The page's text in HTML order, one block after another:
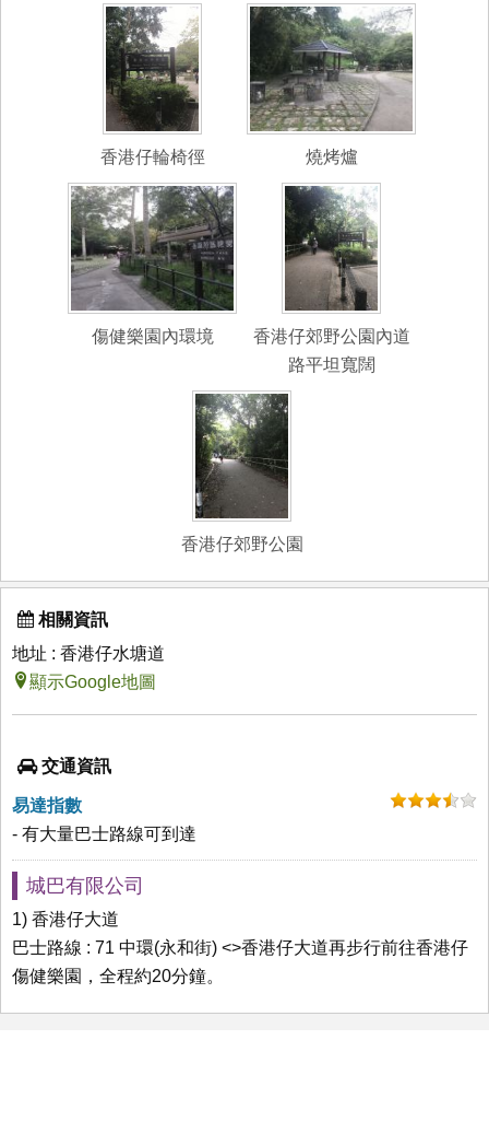
香港仔輪椅徑 燒烤爐
傷健樂園內環境
香港仔郊野公園內道
路平坦寬闊
香港仔郊野公園
相關資訊
地址 : 香港仔水塘道
顯示Google地圖
交通資訊
易達指數
- 有大量巴士路線可到達
城巴有限公司
1) 香港仔大道
巴士路線 : 71 中環(永和街) <>香港仔大道再步行前往香港仔
傷健樂園，全程約20分鐘。